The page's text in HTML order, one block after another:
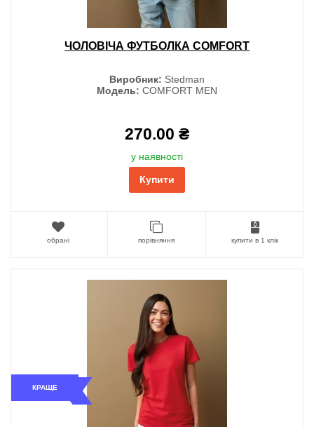
ЧОЛОВІЧА ФУТБОЛКА COMFORT
Виробник: Stedman
Модель: COMFORT MEN
270.00 ₴
у наявності
Купити
обрані порівняння купити в 1 клік
КРАЩЕ